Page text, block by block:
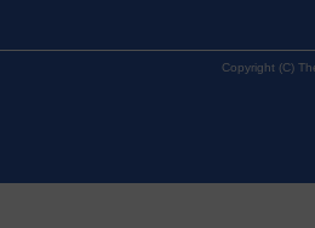
Copyright (C)